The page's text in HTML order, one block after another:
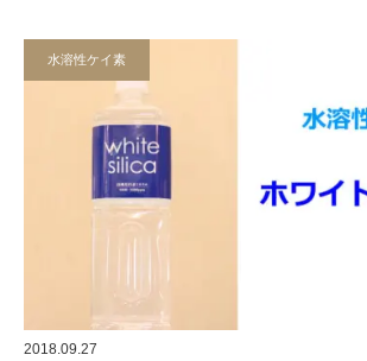
水溶性ケイ素
2018.09.27